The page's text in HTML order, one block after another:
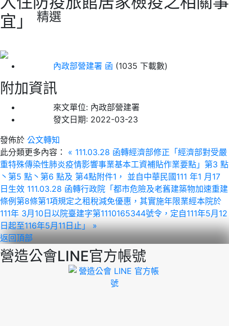
宜」
精選
內政部營建署 函 (1035 下載數)
附加資訊
來文單位: 內政部營建署
發文日期: 2022-03-23
發佈於 公文轉知
此分類更多內容：
« 111.03.28 函轉經濟部修正「經濟部對受嚴
重特殊傳染性肺炎疫情影響事業基本工資補貼作業要點」第3 點
丶第5 點丶第6 點及 第4點附件1， 並自中華民國111 年1 月17
日生效 111.03.28 函轉行政院「都市危險及老舊建築物加速重建
條例第8條第1項規定之租稅減免優惠，其實施年限業經本院於
111年 3月10日以院臺建字第1110165344號令，定自111年5月12
日起至116年5月11日止」 »
返回頂部
營造公會LINE官方帳號